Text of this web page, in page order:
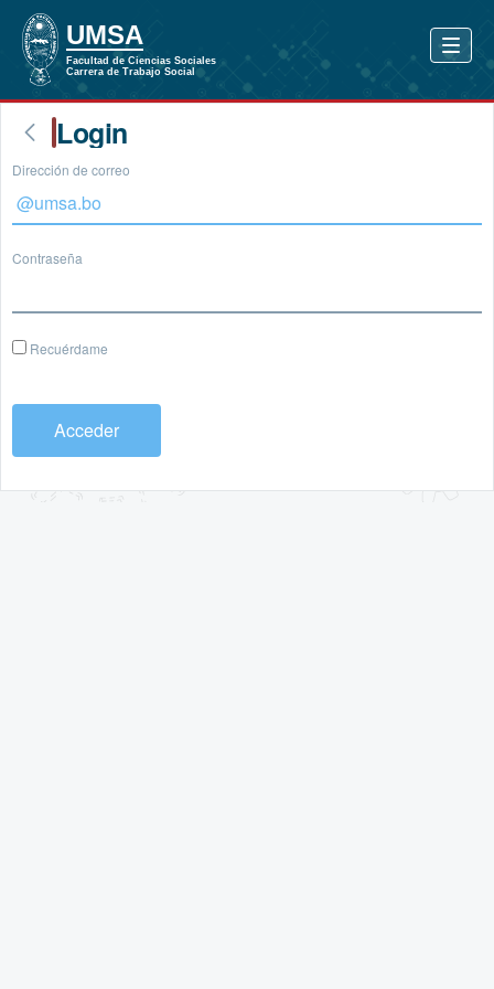
Login
Dirección de correo
Contraseña
Recuérdame
Acceder